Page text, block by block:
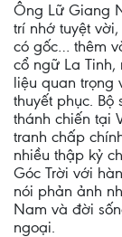
Ông Lữ Giang
trí nhớ tuyệt
có gốc… thêm
cổ ngữ La
liệu quan trọng
thuyết phục.
thánh chiến tại
tranh chấp
nhiều thập kỷ
Góc Trời với
nói phản ảnh
Nam và đời
ngoại.